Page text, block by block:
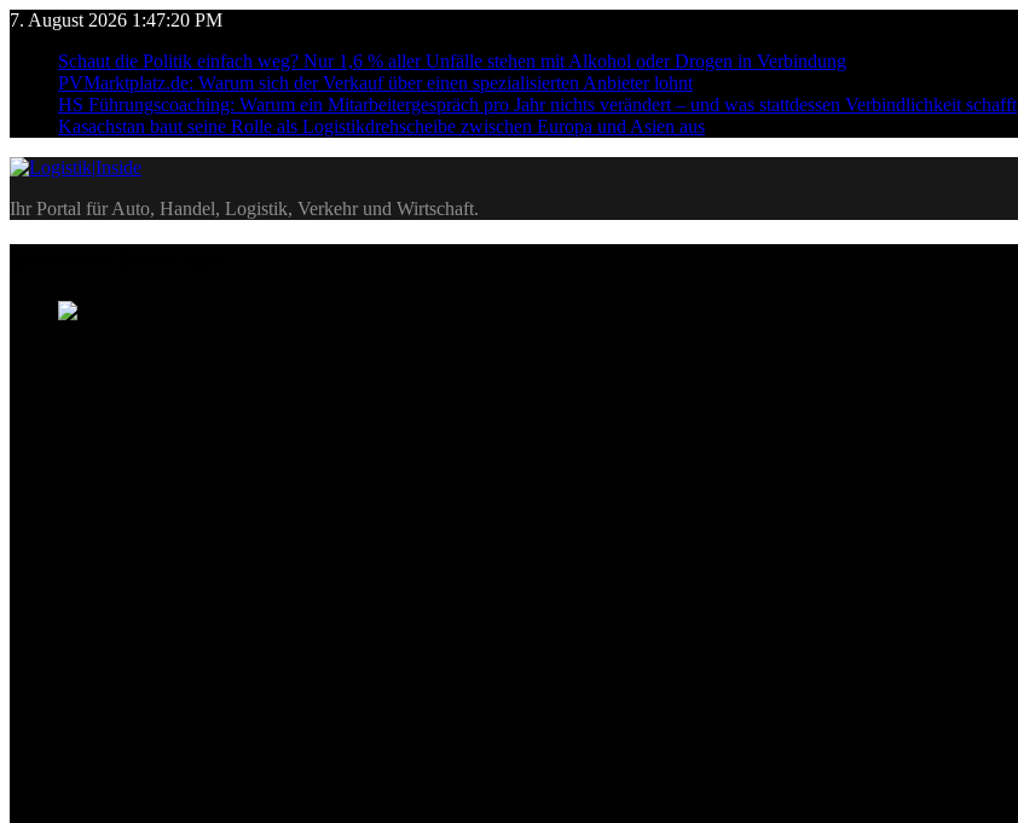
Skip
content
7. August 2026 1:47:21 PM
Schaut die Politik einfach weg? Nur 1,6 % aller Unfälle stehen mit Alkohol oder Drogen in Verbindung
PVMarktplatz.de: Warum sich der Verkauf über einen spezialisierten Anbieter lohnt
HS Führungscoaching: Warum ein Mitarbeitergespräch pro Jahr nichts verändert – und was stattdessen Verbindlichkeit schafft
Kasachstan baut seine Rolle als Logistikdrehscheibe zwischen Europa und Asien aus
Logistik|Inside
Ihr Portal für Auto, Handel, Logistik, Verkehr und Wirtschaft.